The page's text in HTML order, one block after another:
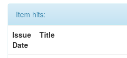
Item hits:
Issue
Date
Title